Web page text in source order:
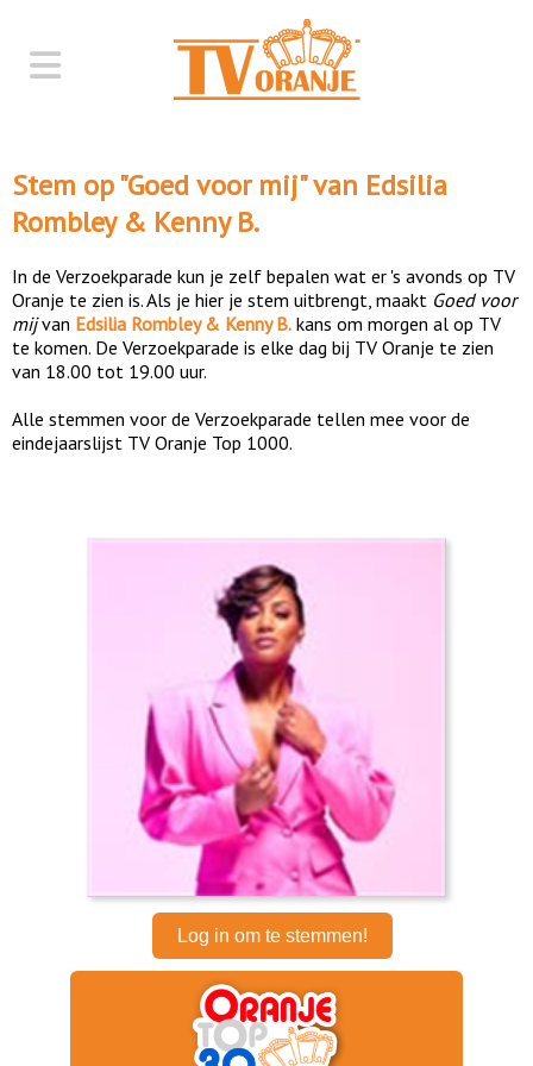
Stem op "Goed voor mij" van Edsilia
Rombley & Kenny B.
In de Verzoekparade kun je zelf bepalen wat er 's avonds op TV
Oranje te zien is. Als je hier je stem uitbrengt, maakt Goed voor
mijvan Edsilia Rombley & Kenny B. kans om morgen al op TV
te komen. De Verzoekparade is elke dag bij TV Oranje te zien
van 18.00 tot 19.00 uur.
Alle stemmen voor de Verzoekparade tellen mee voor de
eindejaarslijst TV Oranje Top 1000.
Log in om te stemmen!